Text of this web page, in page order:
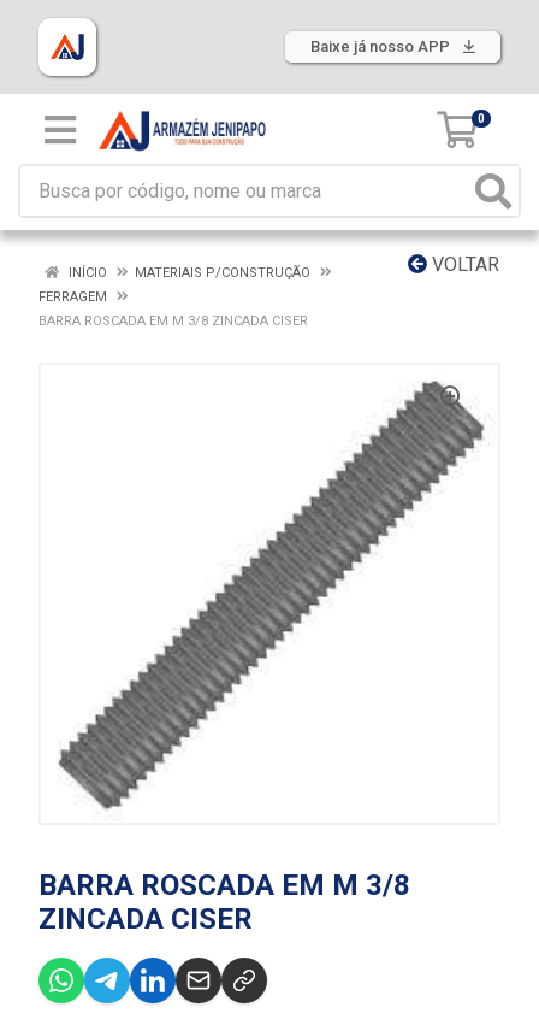
Baixe já nosso APP
0
VOLTAR
INÍCIO
MATERIAIS P/CONSTRUÇÃO
FERRAGEM
BARRA ROSCADA EM M 3/8 ZINCADA CISER
BARRA ROSCADA EM M 3/8
ZINCADA CISER